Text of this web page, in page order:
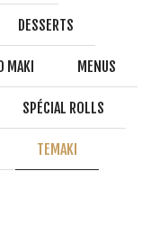
DESSERTS
MAKI MENUS
SPÉCIAL ROLLS
TEMAKI